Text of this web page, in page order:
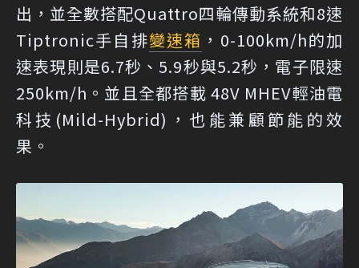
出，並全數搭配Quattro四輪傳動系統和8速
Tiptronic手自排變速箱 ，0-100km/h的加
速表現則是6.7秒、5.9秒與5.2秒，電子限速
250km/h。並且全都搭載 48V MHEV輕油電
科技(Mild-Hybrid)，也能兼顧節能的效
果。